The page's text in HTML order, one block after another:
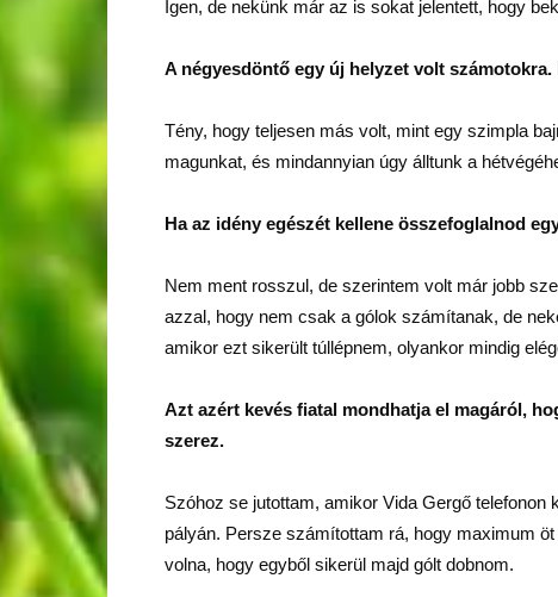
Igen, de nekünk már az is sokat jelentett, hogy
A négyesdöntő egy új helyzet volt
Tény, hogy teljesen más volt, mint egy szimpla
magunkat, és mindannyian úgy álltunk a
Ha az idény egészét kellene összefoglalnod
Nem ment rosszul, de szerintem volt már jobb
azzal, hogy nem csak a gólok számítanak, de
amikor ezt sikerült túllépnem, olyankor mindig
Azt azért kevés fiatal mondhatja el magáról,
szerez.
Szóhoz se jutottam, amikor Vida Gergő
pályán. Persze számítottam rá, hogy maximum
volna, hogy egyből sikerül majd gólt dobnom.